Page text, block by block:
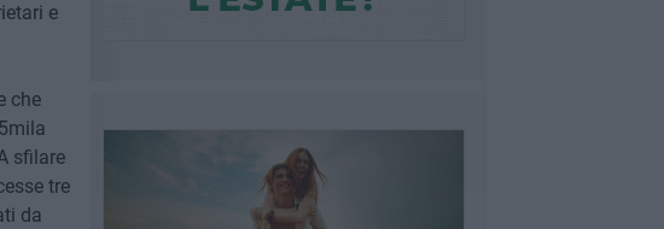
e
che
sfilare
tre
da